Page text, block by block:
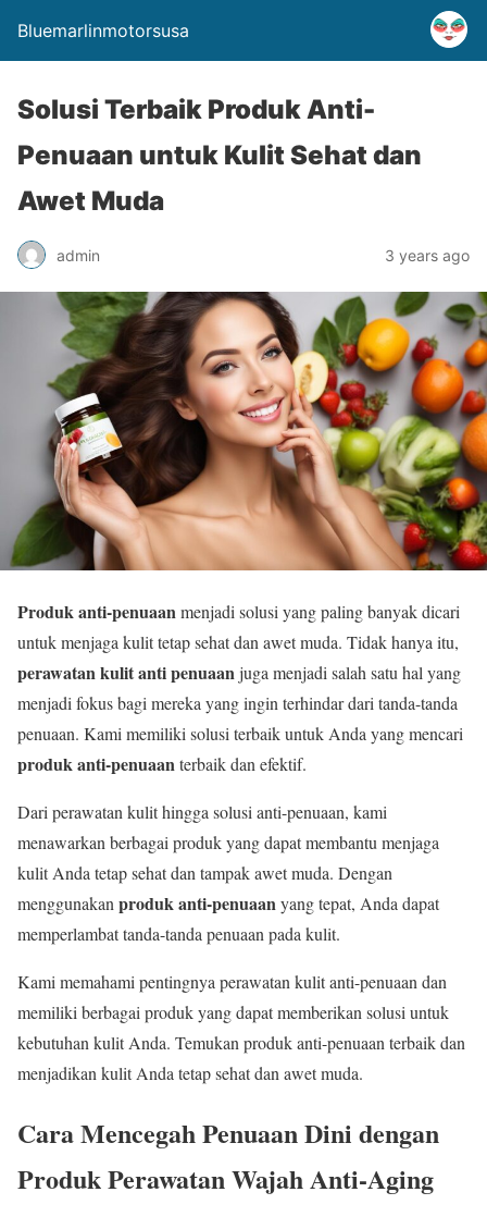
Bluemarlinmotorsusa
Solusi Terbaik Produk Anti-
Penuaan untuk Kulit Sehat dan
Awet Muda
admin 3 years ago
Produk anti-penuaanmenjadi solusi yang paling banyak dicari
untuk menjaga kulit tetap sehat dan awet muda. Tidak hanya itu,
perawatan kulit anti penuaanjuga menjadi salah satu hal yang
menjadi fokus bagi mereka yang ingin terhindar dari tanda-tanda
penuaan. Kami memiliki solusi terbaik untuk Anda yang mencari
produk anti-penuaanterbaik dan efektif.
Dari perawatan kulit hingga solusi anti-penuaan, kami
menawarkan berbagai produk yang dapat membantu menjaga
kulit Anda tetap sehat dan tampak awet muda. Dengan
menggunakan produk anti-penuaanyang tepat, Anda dapat
memperlambat tanda-tanda penuaan pada kulit.
Kami memahami pentingnya perawatan kulit anti-penuaan dan
memiliki berbagai produk yang dapat memberikan solusi untuk
kebutuhan kulit Anda. Temukan produk anti-penuaan terbaik dan
menjadikan kulit Anda tetap sehat dan awet muda.
Cara Mencegah Penuaan Dini dengan
Produk Perawatan Wajah Anti-Aging